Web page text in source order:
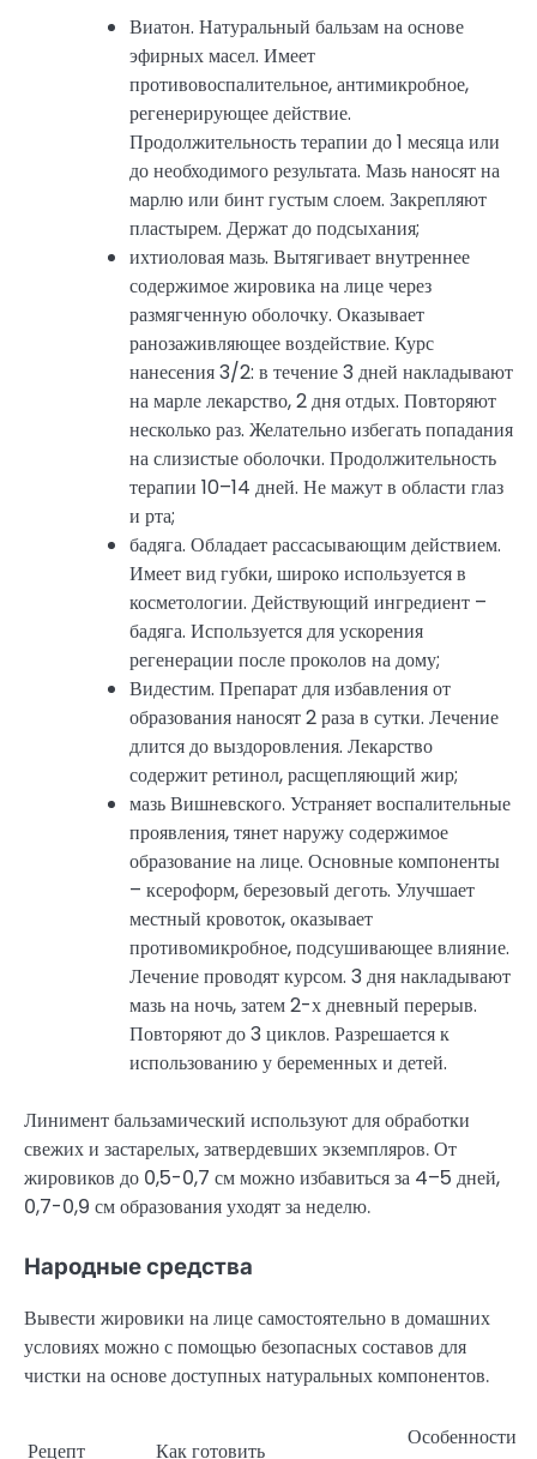
Виатон. Натуральный бальзам на основе
эфирных масел. Имеет
противовоспалительное, антимикробное,
регенерирующее действие.
Продолжительность терапии до 1 месяца или
до необходимого результата. Мазь наносят на
марлю или бинт густым слоем. Закрепляют
пластырем. Держат до подсыхания;
ихтиоловая мазь. Вытягивает внутреннее
содержимое жировика на лице через
размягченную оболочку. Оказывает
ранозаживляющее воздействие. Курс
нанесения 3/2: в течение 3 дней накладывают
на марле лекарство, 2 дня отдых. Повторяют
несколько раз. Желательно избегать попадания
на слизистые оболочки. Продолжительность
терапии 10–14 дней. Не мажут в области глаз
и рта;
бадяга. Обладает рассасывающим действием.
Имеет вид губки, широко используется в
косметологии. Действующий ингредиент –
бадяга. Используется для ускорения
регенерации после проколов на дому;
Видестим. Препарат для избавления от
образования наносят 2 раза в сутки. Лечение
длится до выздоровления. Лекарство
содержит ретинол, расщепляющий жир;
мазь Вишневского. Устраняет воспалительные
проявления, тянет наружу содержимое
образование на лице. Основные компоненты
– ксероформ, березовый деготь. Улучшает
местный кровоток, оказывает
противомикробное, подсушивающее влияние.
Лечение проводят курсом. 3 дня накладывают
мазь на ночь, затем 2-х дневный перерыв.
Повторяют до 3 циклов. Разрешается к
использованию у беременных и детей.
Линимент бальзамический используют для обработки
свежих и застарелых, затвердевших экземпляров. От
жировиков до 0,5-0,7 см можно избавиться за 4–5 дней,
0,7-0,9 см образования уходят за неделю.
Народные средства
Вывести жировики на лице самостоятельно в домашних
условиях можно с помощью безопасных составов для
чистки на основе доступных натуральных компонентов.
Рецепт Как готовить
Особенности